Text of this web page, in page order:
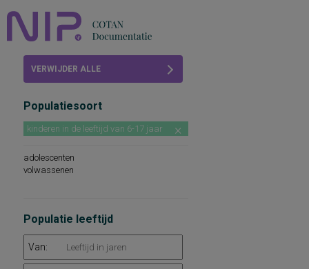
VERWIJDER ALLE
Populatiesoort
kinderen in de leeftijd van 6-17 jaar
adolescenten
volwassenen
Populatie leeftijd
Van: